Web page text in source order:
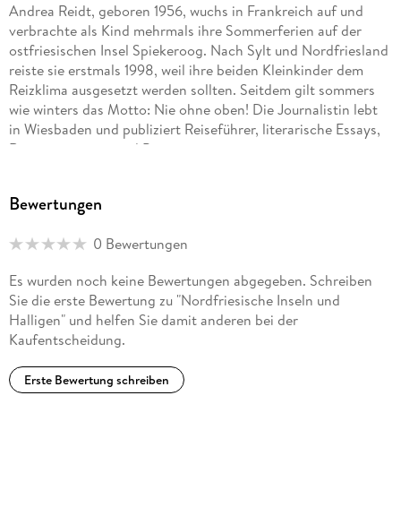
Andrea Reidt, geboren 1956, wuchs in Frankreich auf und
verbrachte als Kind mehrmals ihre Sommerferien auf der
ostfriesischen Insel Spiekeroog. Nach Sylt und Nordfriesland
reiste sie erstmals 1998, weil ihre beiden Kleinkinder dem
Reizklima ausgesetzt werden sollten. Seitdem gilt sommers
wie winters das Motto: Nie ohne oben! Die Journalistin lebt
in Wiesbaden und publiziert Reiseführer, literarische Essays,
Reisereportagen und Porträts.
Bewertungen
0 Bewertungen
Es wurden noch keine Bewertungen abgegeben. Schreiben
Sie die erste Bewertung zu "Nordfriesische Inseln und
Halligen" und helfen Sie damit anderen bei der
Kaufentscheidung.
Erste Bewertung schreiben